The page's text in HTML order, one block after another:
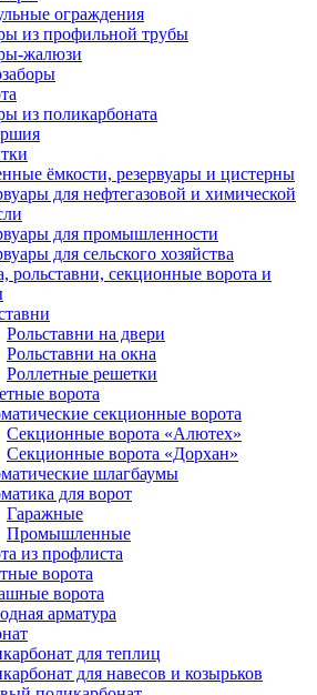
ограждения
из профильной трубы
жалюзи
из поликарбоната
ёмкости, резервуары и цистерны
для нефтегазовой и химической
для промышленности
для сельского хозяйства
рольставни, секционные ворота и
Рольставни на двери
Рольставни на окна
Роллетные решетки
ворота
секционные ворота
Секционные ворота «Алютех»
Секционные ворота «Дорхан»
шлагбаумы
для ворот
Гаражные
Промышленные
из профлиста
ворота
ворота
арматура
для теплиц
для навесов и козырьков